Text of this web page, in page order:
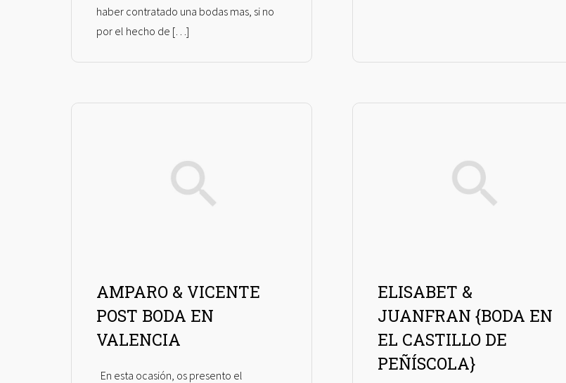
haber contratado una bodas mas, si no
por el hecho de […]
AMPARO & VICENTE
POST BODA EN
VALENCIA
En esta ocasión, os presento el
ELISABET &
JUANFRAN {BODA EN
EL CASTILLO DE
PEÑÍSCOLA}